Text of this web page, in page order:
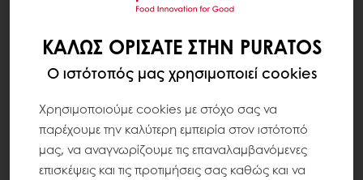
ΚΑΛΏΣ ΟΡΊΣΑΤΕ ΣΤΗΝ PURATOS
Ο ιστότοπός μας χρησιμοποιεί cookies
Χρησιμοποιούμε cookies με στόχο σας να
παρέχουμε την καλύτερη εμπειρία στον ιστότοπό
μας, να αναγνωρίζουμε τις επαναλαμβανόμενες
επισκέψεις και τις προτιμήσεις σας καθώς και να